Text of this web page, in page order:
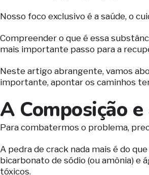
Nosso foco exclusivo é a saúde, o
Compreender o que é essa
mais importante passo para a
Neste artigo abrangente, vamos
importante, apontar os caminhos
A Composição
Para combatermos o problema,
A pedra de crack nada mais é do
bicarbonato de sódio (ou amônia) e
tóxicos.